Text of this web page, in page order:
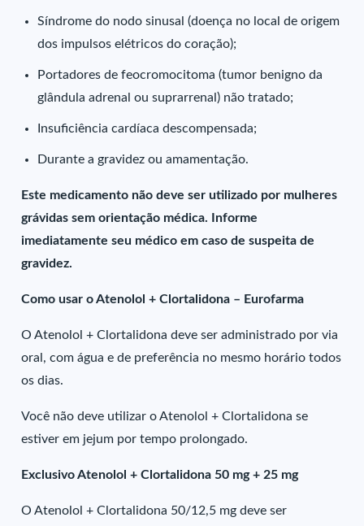
Síndrome do nodo sinusal (doença no local de origem
dos impulsos elétricos do coração);
Portadores de feocromocitoma (tumor benigno da
glândula adrenal ou suprarrenal) não tratado;
Insuficiência cardíaca descompensada;
Durante a gravidez ou amamentação.
Este medicamento não deve ser utilizado por mulheres
grávidas sem orientação médica. Informe
imediatamente seu médico em caso de suspeita de
gravidez.
Como usar o Atenolol + Clortalidona – Eurofarma
O Atenolol + Clortalidona deve ser administrado por via
oral, com água e de preferência no mesmo horário todos
os dias.
Você não deve utilizar o Atenolol + Clortalidona se
estiver em jejum por tempo prolongado.
Exclusivo Atenolol + Clortalidona 50 mg + 25 mg
O Atenolol + Clortalidona 50/12,5 mg deve ser